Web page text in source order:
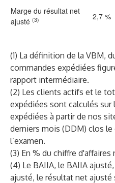
Marge du résultat net
ajusté (3) 2,7 %
(1) La définition de la VBM,
commandes expédiées
rapport intermédiaire.
(2) Les clients actifs et le
expédiées sont calculés sur
expédiées à partir de nos
derniers mois (DDM) clos
l’examen.
(3) En % du chiffre d'affaires
(4) Le BAIIA, le BAIIA
ajusté, le résultat net ajusté